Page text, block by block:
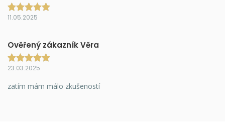
11.05.2025
Ověřený zákazník Věra
23.03.2025
zatím mám málo zkušeností